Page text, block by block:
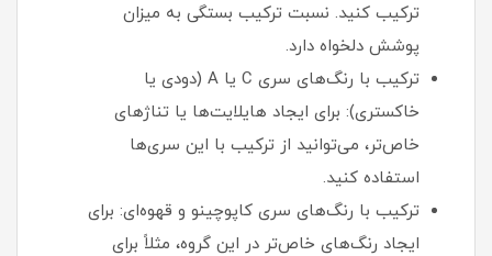
ترکیب کنید. نسبت ترکیب بستگی به میزان
پوشش دلخواه دارد.
ترکیب با رنگ‌های سری C یا A (دودی یا
خاکستری): برای ایجاد هایلایت‌ها یا تناژهای
خاص‌تر، می‌توانید از ترکیب با این سری‌ها
استفاده کنید.
ترکیب با رنگ‌های سری کاپوچینو و قهوه‌ای: برای
ایجاد رنگ‌های خاص‌تر در این گروه، مثلاً برای